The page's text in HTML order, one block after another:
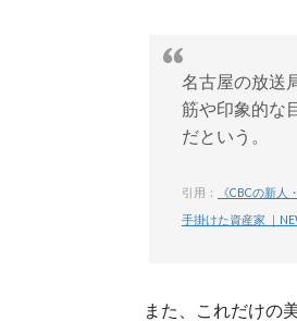
名古屋の放送
筋や印象的な
だという。
引用：
《CBCの新
手掛けた資産家 ｜
また、これだけの